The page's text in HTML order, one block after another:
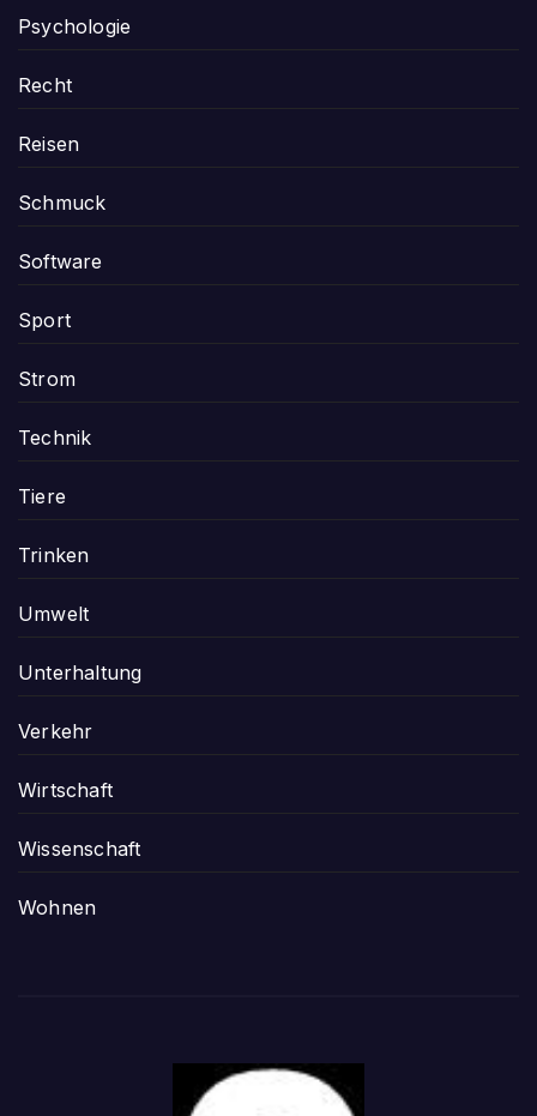
Psychologie
Recht
Reisen
Schmuck
Software
Sport
Strom
Technik
Tiere
Trinken
Umwelt
Unterhaltung
Verkehr
Wirtschaft
Wissenschaft
Wohnen